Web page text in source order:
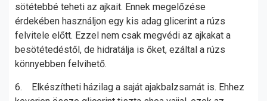
sötétebbé teheti az ajkait. Ennek megelőzése
érdekében használjon egy kis adag glicerint a rúzs
felvitele előtt. Ezzel nem csak megvédi az ajkakat a
besötétedéstől, de hidratálja is őket, ezáltal a rúzs
könnyebben felvihető.
6. Elkészítheti házilag a saját ajakbalzsamát is. Ehhez